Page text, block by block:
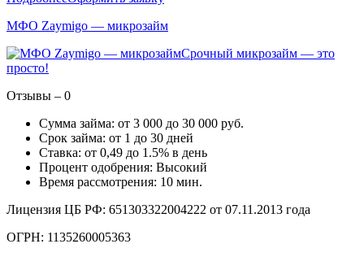
МФО Zaymigo — микрозайм
Срочный микрозайм — это
просто!
Отзывы – 0
Сумма займа: от 3 000 до 30 000 руб.
Срок займа: от 1 до 30 дней
Ставка: от 0,49 до 1.5% в день
Процент одобрения: Высокий
Время рассмотрения: 10 мин.
Лицензия ЦБ РФ: 651303322004222 от 07.11.2013 года
ОГРН: 1135260005363